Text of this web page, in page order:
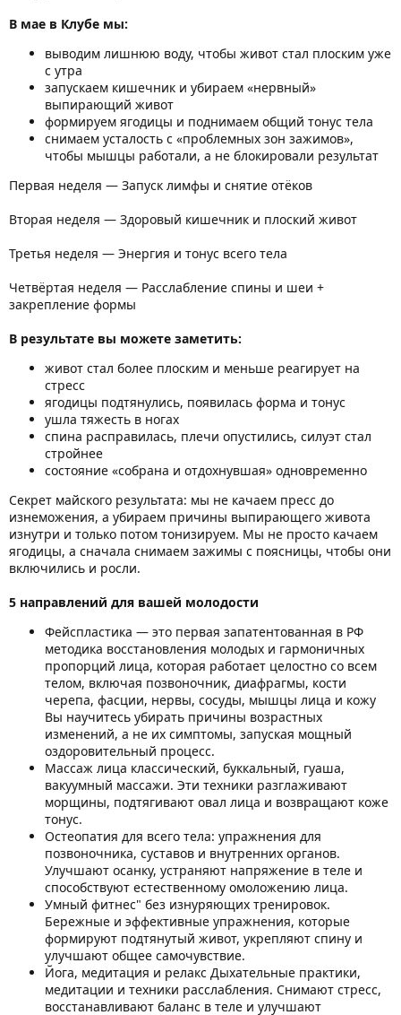
В мае в Клубе мы:
выводим лишнюю воду, чтобы живот стал плоским уже
с утра
запускаем кишечник и убираем «нервный»
выпирающий живот
формируем ягодицы и поднимаем общий тонус тела
снимаем усталость с «проблемных зон зажимов»,
чтобы мышцы работали, а не блокировали результат
Первая неделя — Запуск лимфы и снятие отёков
Вторая неделя — Здоровый кишечник и плоский живот
Третья неделя — Энергия и тонус всего тела
Четвёртая неделя — Расслабление спины и шеи +
закрепление формы
В результате вы можете заметить:
живот стал более плоским и меньше реагирует на
стресс
ягодицы подтянулись, появилась форма и тонус
ушла тяжесть в ногах
спина расправилась, плечи опустились, силуэт стал
стройнее
состояние «собрана и отдохнувшая» одновременно
Секрет майского результата: мы не качаем пресс до
изнеможения, а убираем причины выпирающего живота
изнутри и только потом тонизируем. Мы не просто качаем
ягодицы, а сначала снимаем зажимы с поясницы, чтобы они
включились и росли.
5 направлений для вашей молодости
Фейспластика — это первая запатентованная в РФ
методика восстановления молодых и гармоничных
пропорций лица, которая работает целостно со всем
телом, включая позвоночник, диафрагмы, кости
черепа, фасции, нервы, сосуды, мышцы лица и кожу
Вы научитесь убирать причины возрастных
изменений, а не их симптомы, запуская мощный
оздоровительный процесс.
Массаж лица классический, буккальный, гуаша,
вакуумный массажи. Эти техники разглаживают
морщины, подтягивают овал лица и возвращают коже
тонус.
Остеопатия для всего тела: упражнения для
позвоночника, суставов и внутренних органов.
Улучшают осанку, устраняют напряжение в теле и
способствуют естественному омоложению лица.
Умный фитнес" без изнуряющих тренировок.
Бережные и эффективные упражнения, которые
формируют подтянутый живот, укрепляют спину и
улучшают общее самочувствие.
Йога, медитация и релакс Дыхательные практики,
медитации и техники расслабления. Снимают стресс,
восстанавливают баланс в теле и улучшают